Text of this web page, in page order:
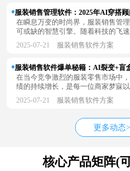
服装销售管理软件：2025年AI穿搭
在瞬息万变的时尚界，服装销售管
可或缺的智慧引擎。随着科技的飞速
2025-07-21 服装销售软件方案
服装销售软件爆单秘籍：AI裂变+盲
在当今竞争激烈的服装零售市场中
绩的持续增长，是每一位商家梦寐以
2025-07-21 服装销售软件方案
更多动态
核心产品矩阵(